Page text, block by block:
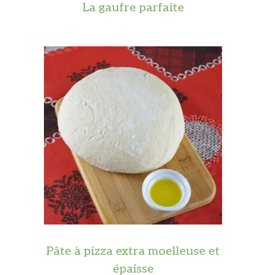
La gaufre parfaite
Pâte à pizza extra moelleuse et
épaisse